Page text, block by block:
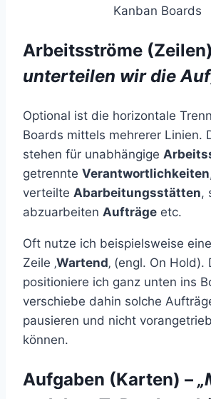
Kanban Boards
Arbeitsströme
unterteilen wir die
Optional ist die horizontale
Boards mittels mehrerer Linien.
stehen für unabhängige
getrennte Verantwortlichkeiten
verteilte Abarbeitungsstätten,
abzuarbeiten Aufträge etc.
Oft nutze ich beispielsweise
Zeile ‚Wartend‚ (engl. On Hold).
positioniere ich ganz unten ins
verschiebe dahin solche
pausieren und nicht
können.
Aufgaben (Karten) –